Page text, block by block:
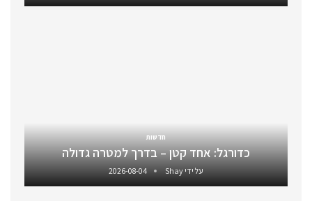
חדשות
כדורגל: אחד קטן – בדרך למטרה גדולה
על ידיShay
2026-08-04